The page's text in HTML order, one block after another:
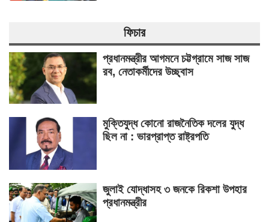
ফিচার
প্রধানমন্ত্রীর আগমনে চট্টগ্রামে সাজ সাজ
রব, নেতাকর্মীদের উচ্ছ্বাস
মুক্তিযুদ্ধ কোনো রাজনৈতিক দলের যুদ্ধ
ছিল না : ভারপ্রাপ্ত রাষ্ট্রপতি
জুলাই যোদ্ধাসহ ৩ জনকে রিকশা উপহার
প্রধানমন্ত্রীর